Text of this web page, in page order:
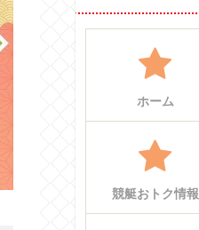
ホーム
競艇おトク情報